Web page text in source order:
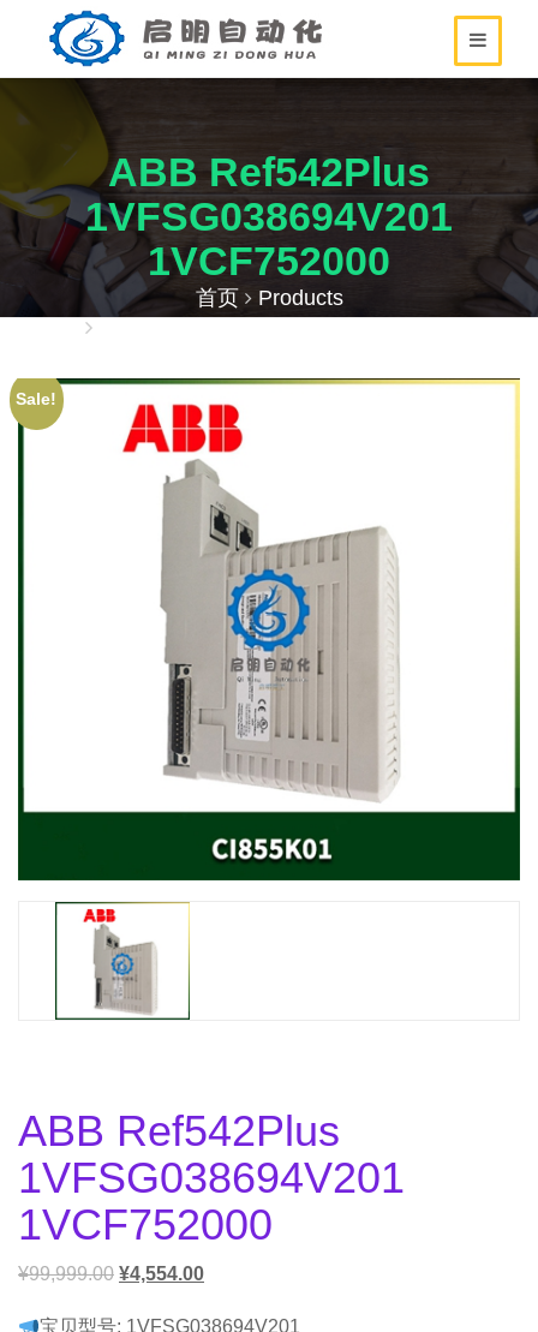
ABB Ref542Plus
1VFSG038694V201
1VCF752000
首页
Products
Sale!
ABB Ref542Plus
1VFSG038694V201
1VCF752000
¥99,999.00 ¥4,554.00
宝贝型号: 1VFSG038694V201